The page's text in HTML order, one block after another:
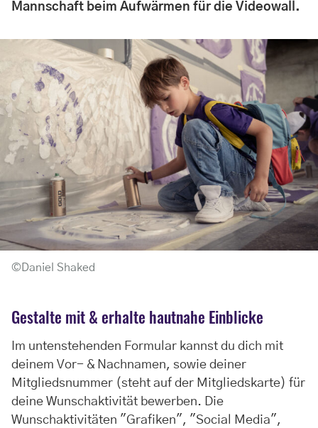
Mannschaft beim Aufwärmen für die Videowall.
©Daniel Shaked
Gestalte mit & erhalte hautnahe Einblicke
Im untenstehenden Formular kannst du dich mit
deinem Vor- & Nachnamen, sowie deiner
Mitgliedsnummer (steht auf der Mitgliedskarte) für
deine Wunschaktivität bewerben. Die
Wunschaktivitäten "Grafiken", "Social Media",